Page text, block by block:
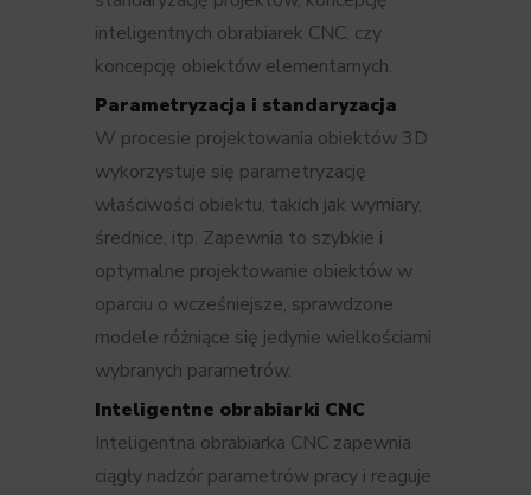
inteligentnych obrabiarek CNC, czy
koncepcję obiektów elementarnych.
Parametryzacja i standaryzacja
W procesie projektowania obiektów 3D
wykorzystuje się parametryzację
właściwości obiektu, takich jak wymiary,
średnice, itp. Zapewnia to szybkie i
optymalne projektowanie obiektów w
oparciu o wcześniejsze, sprawdzone
modele różniące się jedynie wielkościami
wybranych parametrów.
Inteligentne obrabiarki CNC
Inteligentna obrabiarka CNC zapewnia
ciągły nadzór parametrów pracy i reaguje